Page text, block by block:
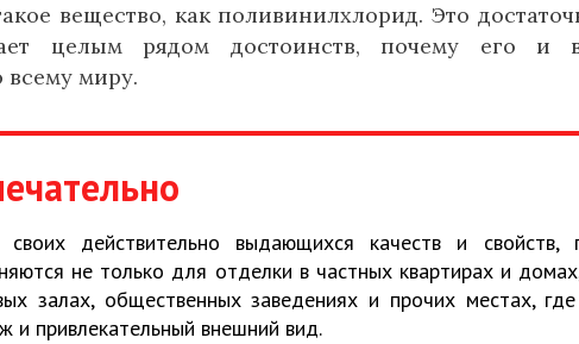
вещество, как поливинилхлорид. Это
целым рядом достоинств, почему его и
всему миру.
своих действительно выдающихся качеств и свойств,
не только для отделки в частных квартирах и
залах, общественных заведениях и прочих местах,
и привлекательный внешний вид.